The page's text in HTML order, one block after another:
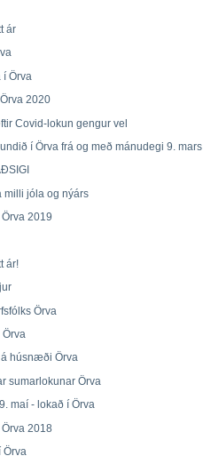
ár
í Örva
2020
Covid-lokun gengur vel
í Örva frá og með mánudegi 9. mars
milli jóla og nýárs
2019
ár!
Örva
Örva
húsnæði Örva
sumarlokunar Örva
maí - lokað í Örva
2018
Örva